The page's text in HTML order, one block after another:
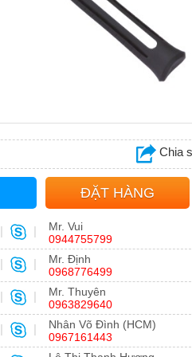
Chia
ĐẶT HÀNG
| |
Mr. Vui
0944755799
| |
Mr. Định
0968776499
| |
Mr. Thuyên
0963829640
| |
Nhân Võ Đình (HCM)
0967161443